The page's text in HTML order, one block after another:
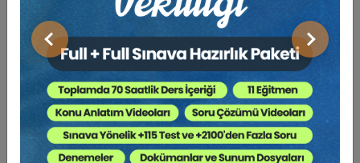
Önceki Sonraki
bu özellikleri dikkate alınarak, hukuk uygulayıcılarına
açacakları ve/veya yürütmekte oldukları davalarda yol
gösterici olabilmesi amacıyla hazırlanmıştır.
HGK Diyor Kiadı verilen bu seri, 2020-2022 yıllarını kapsar
şekilde, uygulamada en çok karşılaşılan, en dinamik, en çok
ihtiyaç duyulan konu başlıkları tespit edilerek belli bir konu
başlığına hasredilerek derlenen kararlardan oluşmaktadır.